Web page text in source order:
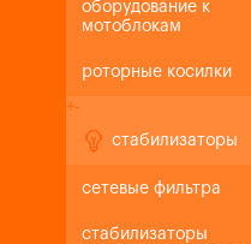
оборудование к
мотоблокам
роторные косилки
+-
стабилизаторы
сетевые фильтра
стабилизаторы